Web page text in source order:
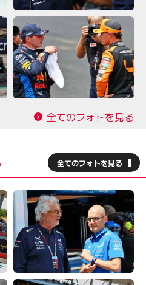
全てのフォトを見る
全てのフォトを見る